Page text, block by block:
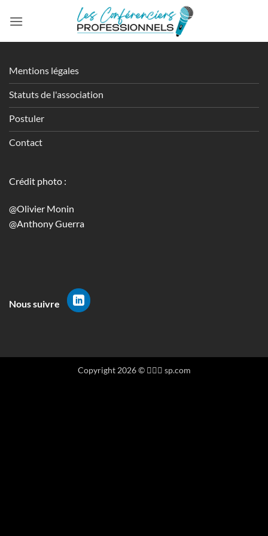
Mentions légales
Statuts de l'association
Postuler
Contact
Crédit photo :
@Olivier Monin
@Anthony Guerra
Nous suivre
Copyright 2026 © 👳🏻‍♀️ sp.com